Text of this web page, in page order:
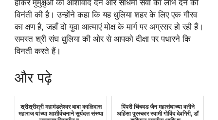
होकर मुमुक्षुओं को आशीर्वाद देने और साधर्मी सेवा का लाभ देने की
विनंती की है। उन्होंने कहा कि यह धुलिया शहर के लिए एक गौरव
का क्षण है, जहाँ दो युवा आत्माएं मोक्ष के मार्ग पर अग्रसर हो रही हैं।
समस्त श्री संघ धुलिया की ओर से आपको दीक्षा पर पधारने कि
विनती करते हैं।
और पढ़े
श्रीश्रीश्री महामंडलेश्वर बाबा कालिदास
महाराज यांच्या आशीर्वचनाने सूर्यदत्त संस्था
पिंपरी चिंचवड जैन महासंघाच्या वतीने
अहिंसा पुरस्कार स्वामी गोविंद देवगिरी, डॉ